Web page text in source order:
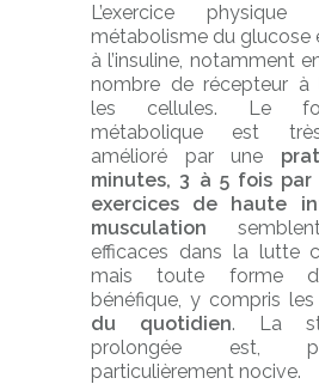
L’exercice
métabolisme du glucose
à l’insuline, notamment
nombre de récepteur à
les cellules. Le
métabolique est
amélioré par une
minutes, 3 à 5 fois par
exercices de haute
musculation
efficaces dans la lutte
mais toute forme
bénéfique, y compris les
du quotidien. La
prolongée est,
particulièrement nocive.